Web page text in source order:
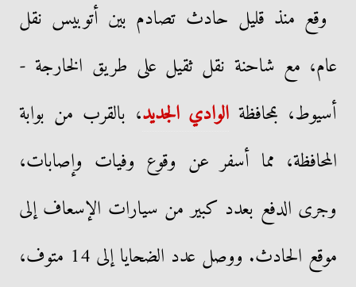
وقع منذ قليل حادث تصادم بين أتوبيس نقل
عام، مع شاحنة نقل ثقيل على طريق الخارجة -
أسيوط، بمحافظة الوادي الجديد، بالقرب من بوابة
المحافظة، مما أسفر عن وقوع وفيات وإصابات،
وجرى الدفع بعدد كبير من سيارات الإسعاف إلى
موقع الحادث. ووصل عدد الضحايا إلى 14 متوف،